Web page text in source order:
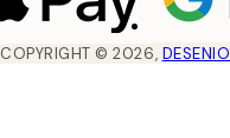
COPYRIGHT ©2026, DESENIO